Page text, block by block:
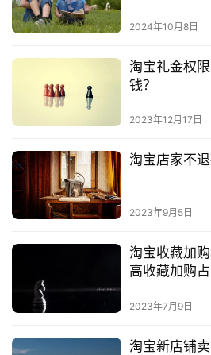
这是对于有经验、有资金的
要有自己的款式风格能把控，随意
压到最低，利润最大化，拼价格才
什么的，自己有货，价格也诱人
货，占用资金流，及时清仓变现。
做好，这样的模式销售空间是非常大
通过对以上内容的了解，相
应该知道找货源的渠道了，大家可
来选择合适的货源渠道，毕竟货源
淘宝开店活动怎么设置?有
淘宝开店后审核要多久?等
2024年10月8日
淘宝礼金权
钱？
2023年12月17日
淘宝店家不
2023年9月5日
淘宝收藏加
高收藏加购占
2023年7月9日
淘宝新店铺